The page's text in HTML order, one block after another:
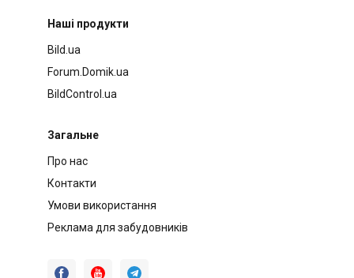
Наші продукти
Bild.ua
Forum.Domik.ua
BildControl.ua
Загальне
Про нас
Контакти
Умови використання
Реклама для забудовників
  